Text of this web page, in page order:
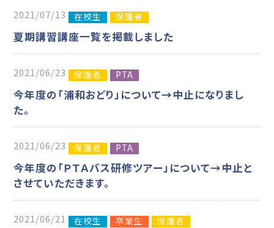
2021/07/13 在校生 保護者
夏期講習講座一覧を掲載しました
2021/06/23 保護者 PTA
今年度の「浦和おどり」について→中止になりまし
た。
2021/06/23 保護者 PTA
今年度の「ＰＴＡバス研修ツアー」について→中止と
させていただきます。
2021/06/21 在校生 卒業生 保護者